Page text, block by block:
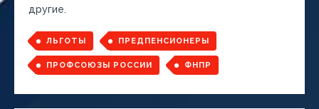
другие.
ЛЬГОТЫ ПРЕДПЕНСИОНЕРЫ
ПРОФСОЮЗЫ РОССИИ ФНПР